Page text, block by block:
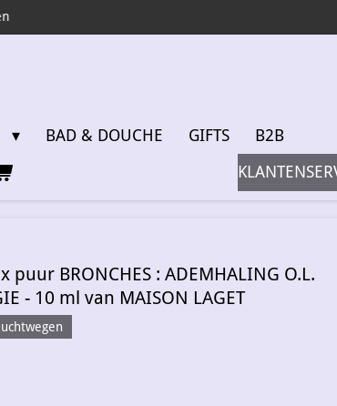
BAD & DOUCHE GIFTS
B2B
puur BRONCHES : ADEMHALING O.L.
- 10 ml van MAISON LAGET